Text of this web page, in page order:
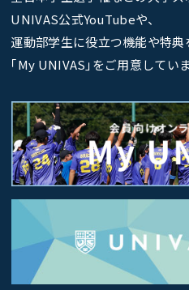
UNIVAS公式YouTubeや、
運動部学生に役立つ機能や特
｢My UNIVAS｣をご用意していま